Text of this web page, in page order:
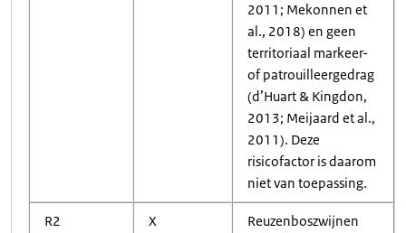
2011; Mekonnen et
al., 2018) en geen
territoriaal markeer-
of patrouilleergedrag
(d’Huart & Kingdon,
2013; Meijaard et al.,
2011). Deze
risicofactor is daarom
niet van toepassing.
R2 X
Reuzenboszwijnen